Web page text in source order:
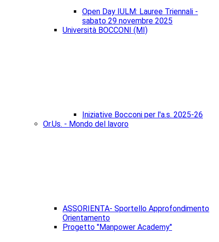
Open Day IULM: Lauree Triennali -
sabato 29 novembre 2025
Università BOCCONI (MI)
Iniziative Bocconi per l'a.s. 2025-26
Or.Us. - Mondo del lavoro
ASSORIENTA- Sportello Approfondimento
Orientamento
Progetto "Manpower Academy"